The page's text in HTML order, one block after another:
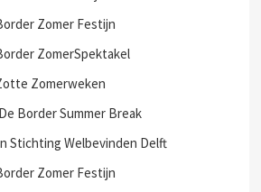
Zomer Festijn
ZomerSpektakel
Zomerweken
Border Summer Break
Stichting Welbevinden Delft
Zomer Festijn